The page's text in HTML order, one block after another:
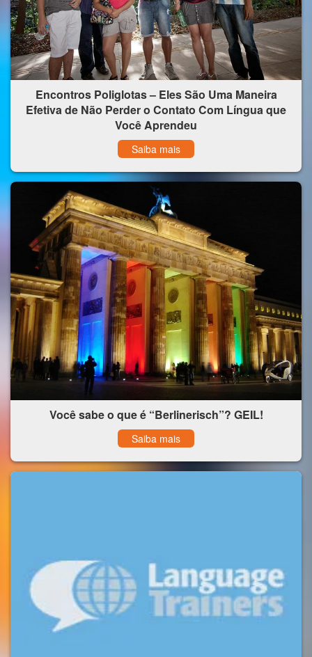
Encontros Poliglotas – Eles São Uma Maneira
Efetiva de Não Perder o Contato Com Língua que
Você Aprendeu
Saiba mais
Você sabe o que é “Berlinerisch”? GEIL!
Saiba mais